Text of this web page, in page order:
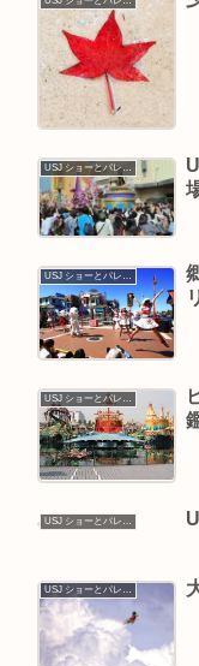
USJ ショーとパレード
USJ ショーとパレード
USJ ショーとパレード
USJ ショーとパレード
USJ ショーとパレード